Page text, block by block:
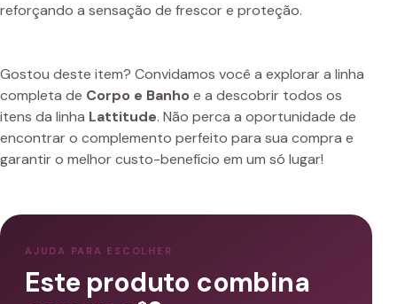
reforçando a sensação de frescor e proteção.
Gostou deste item? Convidamos você a explorar a linha
completa de Corpo e Banho e a descobrir todos os
itens da linha Lattitude. Não perca a oportunidade de
encontrar o complemento perfeito para sua compra e
garantir o melhor custo-benefício em um só lugar!
AJUDA PARA ESCOLHER
Este produto combina